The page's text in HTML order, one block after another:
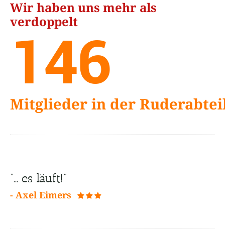
Wir haben uns mehr als
verdoppelt
146
Mitglieder in der
“… es läuft!”
- Axel Eimers   
 